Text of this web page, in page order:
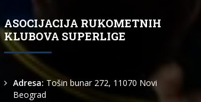
ASOCIJACIJA RUKOMETNIH
KLUBOVA SUPERLIGE
Adresa:Tošin bunar 272, 11070 Novi
Beograd